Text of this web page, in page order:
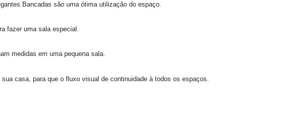
são uma ótima utilização do espaço.
fazer uma sala especial.
medidas em uma pequena sala.
casa, para que o fluxo visual de continuidade à todos os espaços.